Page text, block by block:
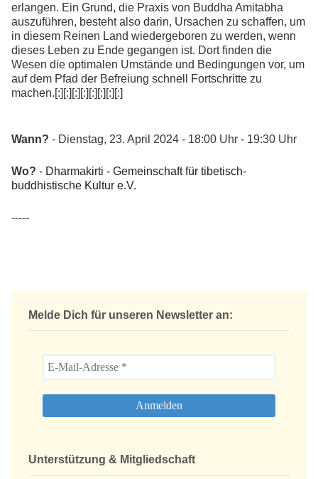
erlangen. Ein Grund, die Praxis von Buddha Amitabha
auszuführen, besteht also darin, Ursachen zu schaffen, um
in diesem Reinen Land wiedergeboren zu werden, wenn
dieses Leben zu Ende gegangen ist. Dort finden die
Wesen die optimalen Umstände und Bedingungen vor, um
auf dem Pfad der Befreiung schnell Fortschritte zu
machen.[:][:][:][:][:][:][:][:]
Wann? - Dienstag, 23. April 2024 - 18:00 Uhr - 19:30 Uhr
Wo? - Dharmakirti - Gemeinschaft für tibetisch-
buddhistische Kultur e.V.
-----
Melde Dich für unseren Newsletter an:
Unterstützung & Mitgliedschaft